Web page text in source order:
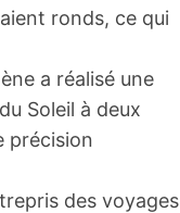
ronds, ce qui
a réalisé une
Soleil à deux
précision
des voyages